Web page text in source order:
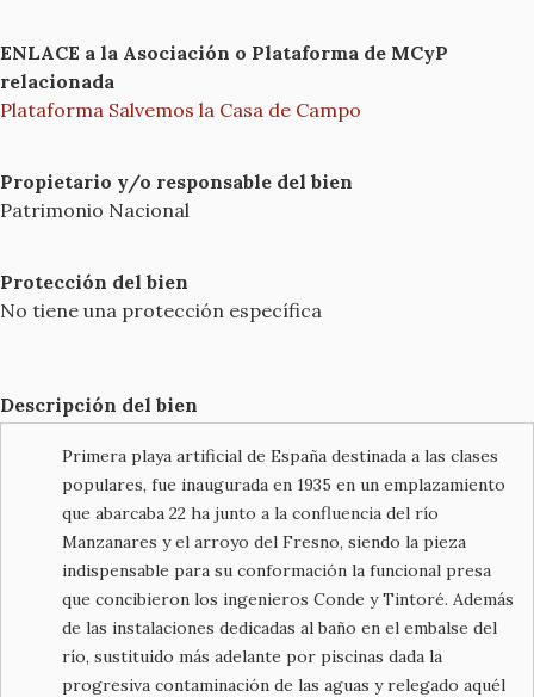
ENLACE a la Asociación o Plataforma de MCyP
relacionada
Plataforma Salvemos la Casa de Campo
Propietario y/o responsable del bien
Patrimonio Nacional
Protección del bien
No tiene una protección específica
Descripción del bien
Primera playa artificial de España destinada a las clases
populares, fue inaugurada en 1935 en un emplazamiento
que abarcaba 22 ha junto a la confluencia del río
Manzanares y el arroyo del Fresno, siendo la pieza
indispensable para su conformación la funcional presa
que concibieron los ingenieros Conde y Tintoré. Además
de las instalaciones dedicadas al baño en el embalse del
río, sustituido más adelante por piscinas dada la
progresiva contaminación de las aguas y relegado aquél